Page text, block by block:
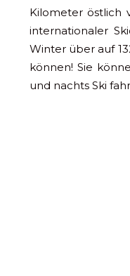
Kilometer östlich
internationaler
Winter über auf
können! Sie
und nachts Ski